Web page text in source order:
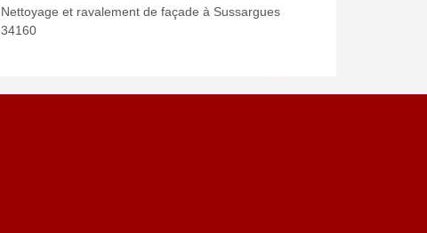
Nettoyage et ravalement de façade à Sussargues
34160